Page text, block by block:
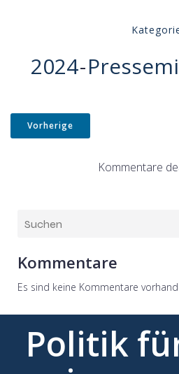
2024-
Vorherige
Kommentare
Kommentare
Es sind keine Kommentare
Politik